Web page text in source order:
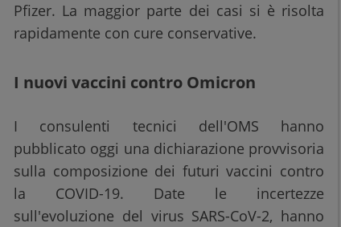
Pfizer. La maggior parte dei casi si è risolta
rapidamente con cure conservative.
I nuovi vaccini contro Omicron
I consulenti tecnici dell'OMS hanno
pubblicato oggi una dichiarazione provvisoria
sulla composizione dei futuri vaccini contro
la COVID-19. Date le incertezze
sull'evoluzione del virus SARS-CoV-2, hanno